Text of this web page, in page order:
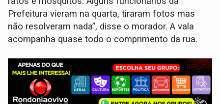
Prefeitura vieram na quarta, tiraram fotos mas
não resolveram nada”, disse o morador. A vala
acompanha quase todo o comprimento da rua.